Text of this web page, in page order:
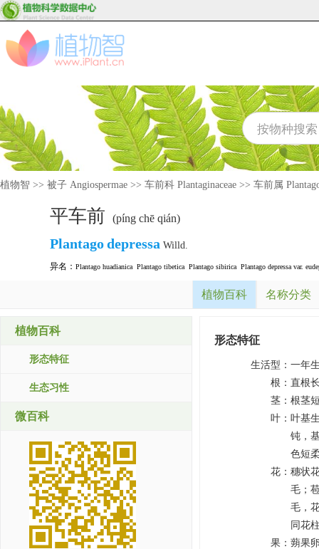
植物智 >> 被子 Angiospermae >> 车前科 Plantaginaceae >> 车前属
平车前 (píng chē qián)
Plantagodepressa Willd.
异名： Plantago huadianica Plantago tibetica Plantago sibirica Plantago depressa var.
植物百科 名称分类
植物百科
形态特征
生态习性
微百科
形态特征
生活型 ： 一年
根 ： 直根
茎 ： 根茎
叶 ： 叶基
钝，
色短
花 ： 穗状
毛；
毛，
同花
果 ： 蒴果